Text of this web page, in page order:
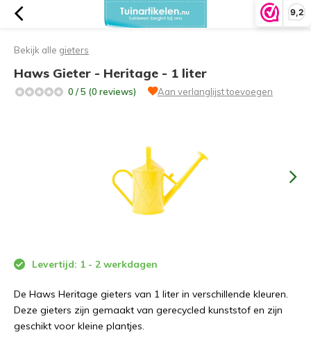
9,2
Bekijk alle gieters
Haws Gieter - Heritage - 1 liter
0 / 5 (0 reviews) Aan verlanglijst toevoegen
Levertijd: 1 - 2 werkdagen
De Haws Heritage gieters van 1 liter in verschillende kleuren.
Deze gieters zijn gemaakt van gerecycled kunststof en zijn
geschikt voor kleine plantjes.